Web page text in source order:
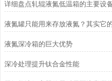
液氮深冷箱的巨大优势
深冷处理提升钛合金性能